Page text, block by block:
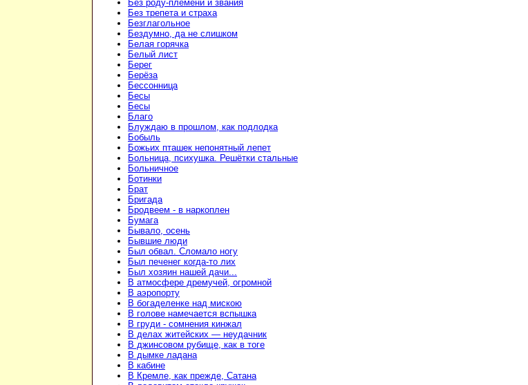
Без роду-племени и звания
Без трепета и страха
Безглагольное
Бездумно, да не слишком
Белая горячка
Белый лист
Берег
Берёза
Бессонница
Бесы
Бесы
Благо
Блуждаю в прошлом, как подлодка
Бобыль
Божьих пташек непонятный лепет
Больница, психушка. Решётки стальные
Больничное
Ботинки
Брат
Бригада
Бродвеем - в наркоплен
Бумага
Бывало, осень
Бывшие люди
Был обвал. Сломало ногу
Был печенег когда-то лих
Был хозяин нашей дачи...
В атмосфере дремучей, огромной
В аэропорту
В богаделенке над мискою
В голове намечается вспышка
В груди - сомнения кинжал
В делах житейских — неудачник
В джинсовом рубище, как в тоге
В дымке ладана
В кабине
В Кремле, как прежде, Сатана